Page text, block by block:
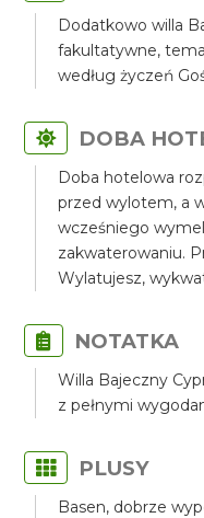
Dodatkowo willa
fakultatywne,
według życzeń
DOBA
Doba hotelowa
przed wylotem, a
wcześniego
zakwaterowaniu.
Wylatujesz,
NOTATKA
Willa Bajeczny
z pełnymi
PLUSY
Basen, dobrze